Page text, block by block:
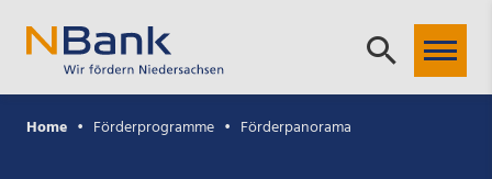
Home Förderprogramme Förderpanorama